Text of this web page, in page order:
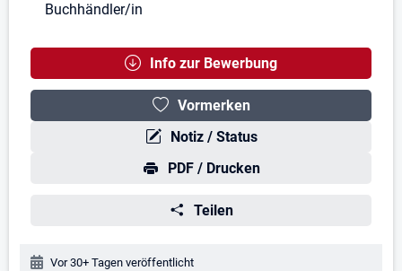
Buchhändler/in
Info zur Bewerbung
Vormerken
Notiz / Status
PDF / Drucken
Teilen
Veröffentlichungsdatum:
Vor 30+ Tagen veröffentlicht